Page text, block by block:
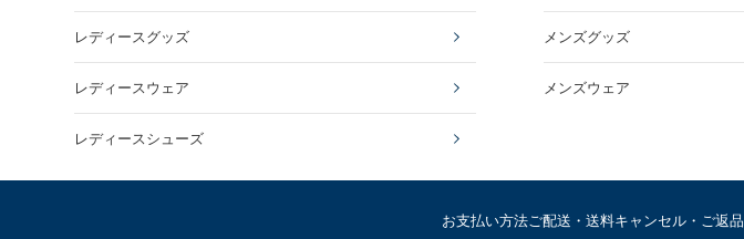
レディースグッズ
レディースウェア
レディースシューズ
メンズグッズ
メンズウェア
お支払い方法ご配送・送料キャンセル・ご返品